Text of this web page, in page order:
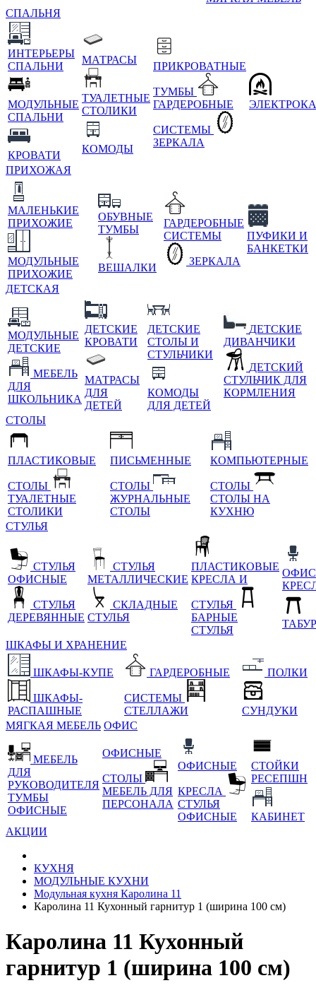
СПАЛЬНЯ
ИНТЕРЬЕРЫ
СПАЛЬНИ
МОДУЛЬНЫЕ
СПАЛЬНИ
КРОВАТИ
МАТРАСЫ
ТУАЛЕТНЫЕ
СТОЛИКИ
КОМОДЫ
ПРИКРОВАТНЫЕ
ТУМБЫ
ГАРДЕРОБНЫЕ
СИСТЕМЫ
ЗЕРКАЛА
ПРИХОЖАЯ
МАЛЕНЬКИЕ
ПРИХОЖИЕ
МОДУЛЬНЫЕ
ПРИХОЖИЕ
ОБУВНЫЕ
ТУМБЫ
ВЕШАЛКИ
ГАРДЕРОБНЫЕ
СИСТЕМЫ
ЗЕРКАЛА
ПУФИКИ И
БАНКЕТКИ
ДЕТСКАЯ
МОДУЛЬНЫЕ
ДЕТСКИЕ
МЕБЕЛЬ
ДЛЯ
ШКОЛЬНИКА
ДЕТСКИЕ
КРОВАТИ
МАТРАСЫ
ДЛЯ
ДЕТЕЙ
ДЕТСКИЕ
СТОЛЫ И
СТУЛЬЧИКИ
КОМОДЫ
ДЛЯ ДЕТЕЙ
ДЕТСКИЕ
ДИВАНЧИКИ
ДЕТСКИЙ
СТУЛЬЧИК ДЛЯ
КОРМЛЕНИЯ
СТОЛЫ
ПЛАСТИКОВЫЕ
СТОЛЫ
ТУАЛЕТНЫЕ
СТОЛИКИ
ПИСЬМЕННЫЕ
СТОЛЫ
ЖУРНАЛЬНЫЕ
СТОЛЫ
КОМПЬЮТЕРНЫЕ
СТОЛЫ
СТОЛЫ НА
КУХНЮ
СТУЛЬЯ
СТУЛЬЯ
ОФИСНЫЕ
СТУЛЬЯ
ДЕРЕВЯННЫЕ
СТУЛЬЯ
МЕТАЛЛИЧЕСКИЕ
СКЛАДНЫЕ
СТУЛЬЯ
ПЛАСТИКОВЫЕ
КРЕСЛА И
СТУЛЬЯ
БАРНЫЕ
СТУЛЬЯ
ШКАФЫ И ХРАНЕНИЕ
ШКАФЫ-КУПЕ
ШКАФЫ-
РАСПАШНЫЕ
ГАРДЕРОБНЫЕ
СИСТЕМЫ
СТЕЛЛАЖИ
ПОЛКИ
СУНДУКИ
МЯГКАЯ МЕБЕЛЬ ОФИС
МЕБЕЛЬ
ДЛЯ
РУКОВОДИТЕЛЯ
ТУМБЫ
ОФИСНЫЕ
ОФИСНЫЕ
СТОЛЫ
МЕБЕЛЬ ДЛЯ
ПЕРСОНАЛА
ОФИСНЫЕ
КРЕСЛА
СТУЛЬЯ
ОФИСНЫЕ
СТОЙКИ
РЕСЕПШН
КАБИНЕТ
АКЦИИ
КУХНЯ
МОДУЛЬНЫЕ КУХНИ
Модульная кухня Каролина 11
Каролина 11 Кухонный гарнитур 1 (ширина 100 см)
Каролина 11 Кухонный
гарнитур 1 (ширина 100 см)